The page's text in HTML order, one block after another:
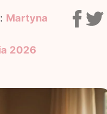
Martyna
2026